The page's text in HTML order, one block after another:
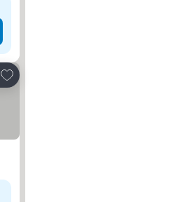
Přidat na seznam oblíbených hotelů